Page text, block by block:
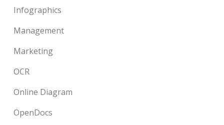
Infographics
Management
Marketing
OCR
Online Diagram
OpenDocs